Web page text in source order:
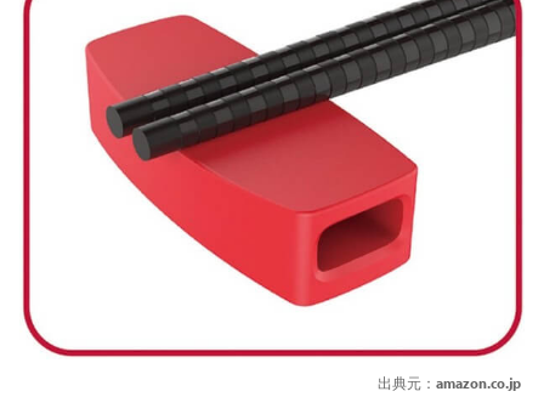
出典元： amazon.co.jp